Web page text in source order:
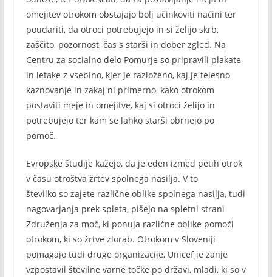
omejitev otrokom obstajajo bolj učinkoviti načini ter
poudariti, da otroci potrebujejo in si želijo skrb,
zaščito, pozornost, čas s starši in dober zgled. Na
Centru za socialno delo Pomurje so pripravili plakate
in letake z vsebino, kjer je razloženo, kaj je telesno
kaznovanje in zakaj ni primerno, kako otrokom
postaviti meje in omejitve, kaj si otroci želijo in
potrebujejo ter kam se lahko starši obrnejo po
pomoč.
Evropske študije kažejo, da je eden izmed petih otrok
v času otroštva žrtev spolnega nasilja. V to
številko so zajete različne oblike spolnega nasilja, tudi
nagovarjanja prek spleta, pišejo na spletni strani
Združenja za moč, ki ponuja različne oblike pomoči
otrokom, ki so žrtve zlorab. Otrokom v Sloveniji
pomagajo tudi druge organizacije, Unicef je zanje
vzpostavil številne varne točke po državi, mladi, ki so v